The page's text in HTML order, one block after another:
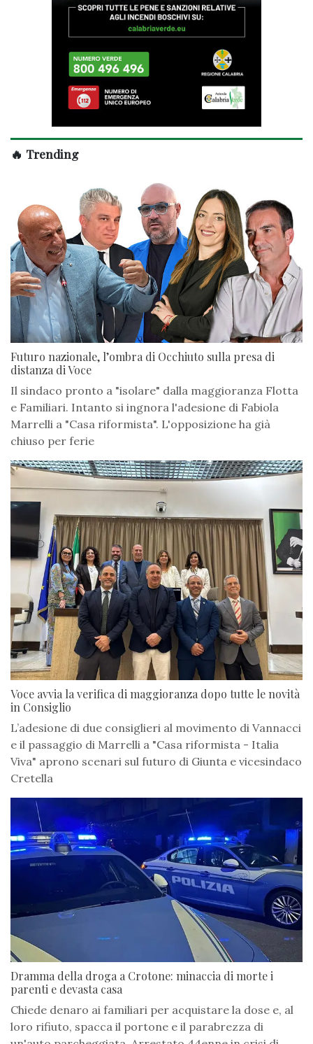
🔥 Trending
Futuro nazionale, l’ombra di Occhiuto sulla presa di
distanza di Voce
Il sindaco pronto a "isolare" dalla maggioranza Flotta
e Familiari. Intanto si ingnora l'adesione di Fabiola
Marrelli a "Casa riformista". L'opposizione ha già
chiuso per ferie
Voce avvia la verifica di maggioranza dopo tutte le novità
in Consiglio
L’adesione di due consiglieri al movimento di Vannacci
e il passaggio di Marrelli a "Casa riformista - Italia
Viva" aprono scenari sul futuro di Giunta e vicesindaco
Cretella
Dramma della droga a Crotone: minaccia di morte i
parenti e devasta casa
Chiede denaro ai familiari per acquistare la dose e, al
loro rifiuto, spacca il portone e il parabrezza di